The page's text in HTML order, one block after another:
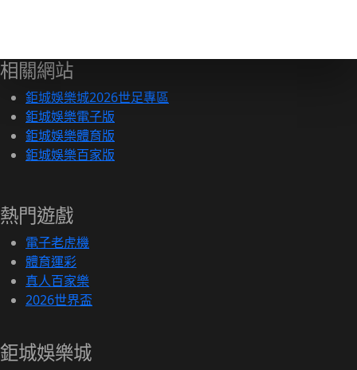
相關網站
鉅城娛樂城2026世足專區
鉅城娛樂電子版
鉅城娛樂體育版
鉅城娛樂百家版
熱門遊戲
電子老虎機
體育運彩
真人百家樂
2026世界盃
鉅城娛樂城